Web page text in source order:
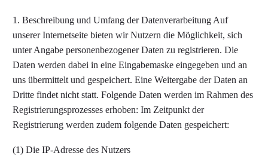
1. Beschreibung und Umfang der Datenverarbeitung Auf
unserer Internetseite bieten wir Nutzern die Möglichkeit, sich
unter Angabe personenbezogener Daten zu registrieren. Die
Daten werden dabei in eine Eingabemaske eingegeben und an
uns übermittelt und gespeichert. Eine Weitergabe der Daten an
Dritte findet nicht statt. Folgende Daten werden im Rahmen des
Registrierungsprozesses erhoben: Im Zeitpunkt der
Registrierung werden zudem folgende Daten gespeichert:
(1) Die IP-Adresse des Nutzers